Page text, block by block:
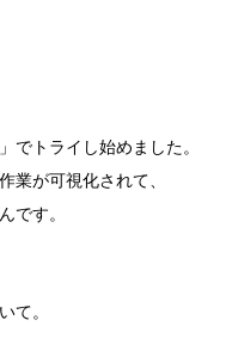
でトライし始めました。
業が可視化されて、
です。
て。